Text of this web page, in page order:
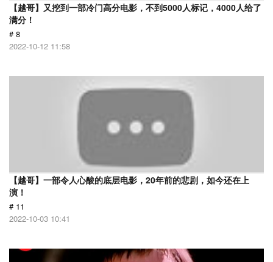
【越哥】又挖到一部冷门高分电影，不到5000人标记，4000人给了
满分！
# 8
2022-10-12 11:58
【越哥】一部令人心酸的底层电影，20年前的悲剧，如今还在上
演！
# 11
2022-10-03 10:41